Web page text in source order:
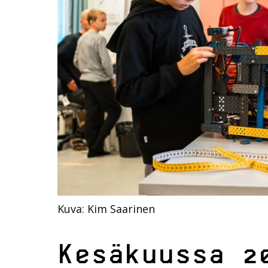
Kuva: Kim Saarinen
Kesäkuussa